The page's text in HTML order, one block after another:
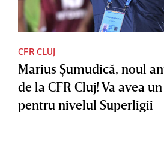
CFR CLUJ
Marius Şumudică, noul
de la CFR Cluj! Va avea
pentru nivelul Superligii